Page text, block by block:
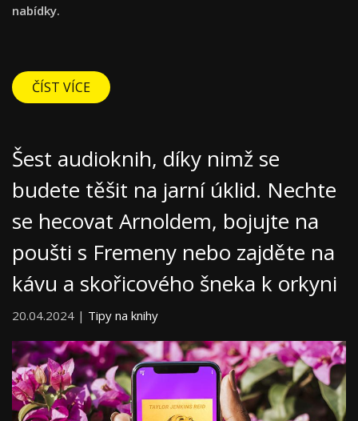
nabídky.
ČÍST VÍCE
Šest audioknih, díky nimž se
budete těšit na jarní úklid. Nechte
se hecovat Arnoldem, bojujte na
poušti s Fremeny nebo zajděte na
kávu a skořicového šneka k orkyni
20.04.2024 | Tipy na knihy